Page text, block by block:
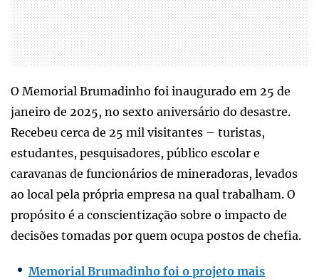
O Memorial Brumadinho foi inaugurado em 25 de
janeiro de 2025, no sexto aniversário do desastre.
Recebeu cerca de 25 mil visitantes – turistas,
estudantes, pesquisadores, público escolar e
caravanas de funcionários de mineradoras, levados
ao local pela própria empresa na qual trabalham. O
propósito é a conscientização sobre o impacto de
decisões tomadas por quem ocupa postos de chefia.
Memorial Brumadinho foi o projeto mais